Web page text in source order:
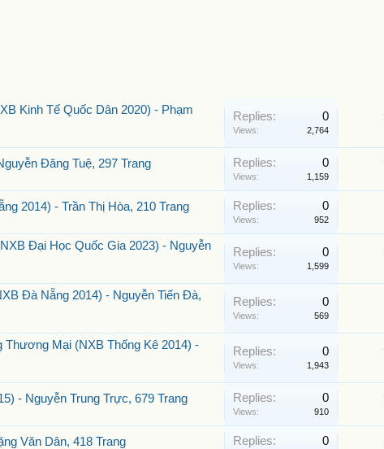
Kinh Tế Quốc Dân 2020) - Phạm
Replies: 0
Views: 2,764
Đăng Tuệ, 297 Trang Replies: 0
Views: 1,159
2014) - Trần Thị Hòa, 210 Trang Replies: 0
Views: 952
Đại Học Quốc Gia 2023) - Nguyễn
Replies: 0
Views: 1,599
Đà Nẵng 2014) - Nguyễn Tiến Đà,
Replies: 0
Views: 569
Thương Mại (NXB Thống Kê 2014) -
Replies: 0
Views: 1,943
- Nguyễn Trung Trực, 679 Trang Replies: 0
Views: 910
Văn Dân, 418 Trang Replies: 0